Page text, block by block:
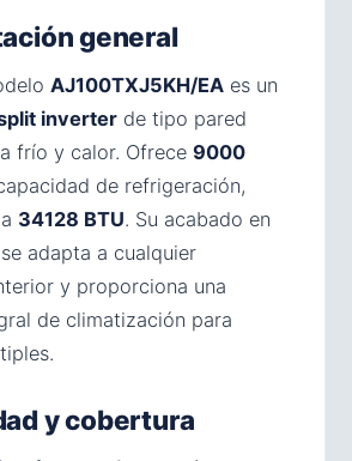
general
AJ100TXJ5KH/EA es un
inverter de tipo pared
frío y calor. Ofrece 9000
de refrigeración,
34128 BTU. Su acabado en
adapta a cualquier
y proporciona una
de climatización para
y cobertura